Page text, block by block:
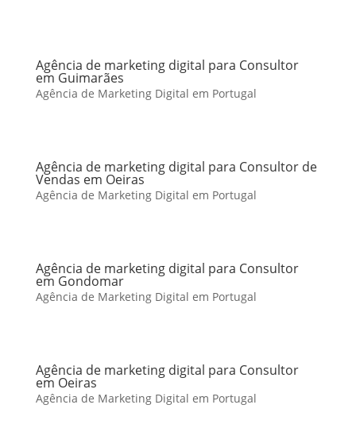
Agência de marketing digital para Consultor
em Guimarães
Agência de Marketing Digital em Portugal
Agência de marketing digital para Consultor de
Vendas em Oeiras
Agência de Marketing Digital em Portugal
Agência de marketing digital para Consultor
em Gondomar
Agência de Marketing Digital em Portugal
Agência de marketing digital para Consultor
em Oeiras
Agência de Marketing Digital em Portugal